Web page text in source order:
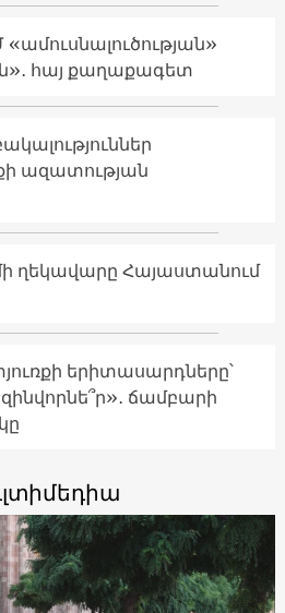
հայ քաղաքագետ
ազատության
ղեկավարը Հայաստանում
երիտասարդները՝
ճամբարի